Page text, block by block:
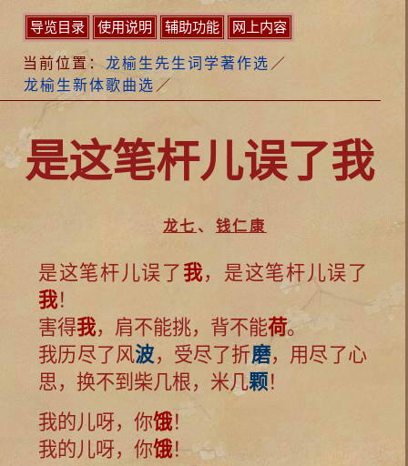
导览目录 使用说明 辅助功能 网上内容
当前位置： 龙榆生先生词学著作选 ／
龙榆生新体歌曲选 ／
是这笔杆儿误了我
龙七 、 钱仁康
是这笔杆儿误了 我，是这笔杆儿误了
我！
害得我，肩不能挑，背不能荷。
我历尽了风波，受尽了折磨，用尽了心
思，换不到柴几根，米几颗！
我的儿呀，你饿！
我的儿呀，你饿！